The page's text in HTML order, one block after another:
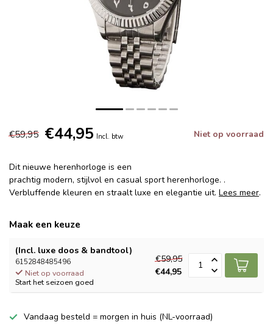
€59,95 €44,95 Incl. btw Niet op voorraad
Dit nieuwe herenhorloge is een
prachtig modern, stijlvol en casual sport herenhorloge. .
Verbluffende kleuren en straalt luxe en elegantie uit. Lees meer.
Maak een keuze
(Incl. luxe doos & bandtool)
6152848485496
Niet op voorraad
Start het seizoen goed
€59,95
€44,95
Vandaag besteld = morgen in huis (NL-voorraad)